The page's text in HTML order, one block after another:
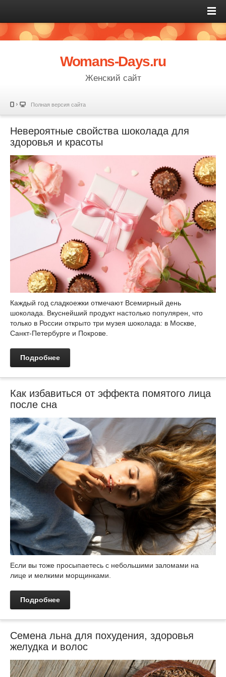
Womans-Days.ru
Женский сайт
Полная версия сайта
Невероятные свойства шоколада для
здоровья и красоты
Каждый год сладкоежки отмечают Всемирный день
шоколада. Вкуснейший продукт настолько популярен, что
только в России открыто три музея шоколада: в Москве,
Санкт-Петербурге и Покрове.
Подробнее
Как избавиться от эффекта помятого лица
после сна
Если вы тоже просыпаетесь с небольшими заломами на
лице и мелкими морщинками.
Подробнее
Cемена льна для похудения, здоровья
желудка и волос